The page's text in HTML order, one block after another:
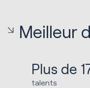
Meilleur
Plus de
talents